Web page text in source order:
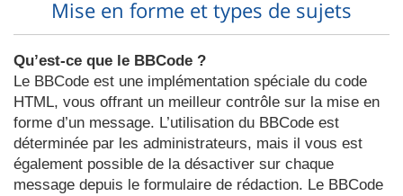
Mise en forme et types de sujets
Qu’est-ce que le BBCode ?
Le BBCode est une implémentation spéciale du code
HTML, vous offrant un meilleur contrôle sur la mise en
forme d’un message. L’utilisation du BBCode est
déterminée par les administrateurs, mais il vous est
également possible de la désactiver sur chaque
message depuis le formulaire de rédaction. Le BBCode